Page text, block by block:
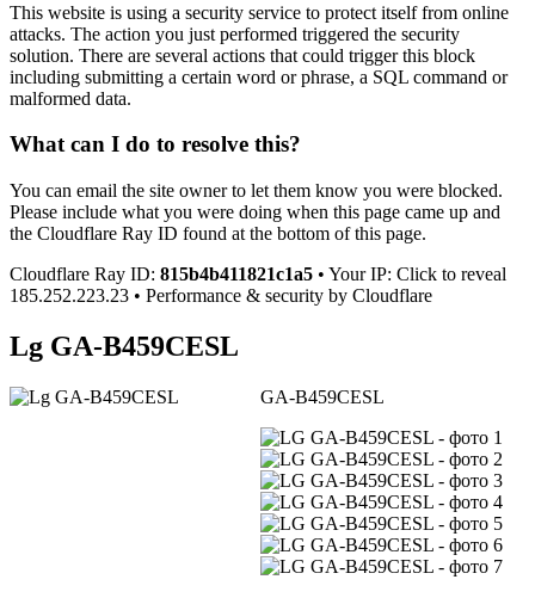
This website is using a security service to protect itself from online
attacks. The action you just performed triggered the security
solution. There are several actions that could trigger this block
including submitting a certain word or phrase, a SQL command or
malformed data.
What can I do to resolve this?
You can email the site owner to let them know you were blocked.
Please include what you were doing when this page came up and
the Cloudflare Ray ID found at the bottom of this page.
Cloudflare Ray ID: 815b4b411821c1a5 • Your IP: Click to reveal
185.252.223.23 • Performance & security by Cloudflare
Lg GA-B459CESL
GA-B459CESL